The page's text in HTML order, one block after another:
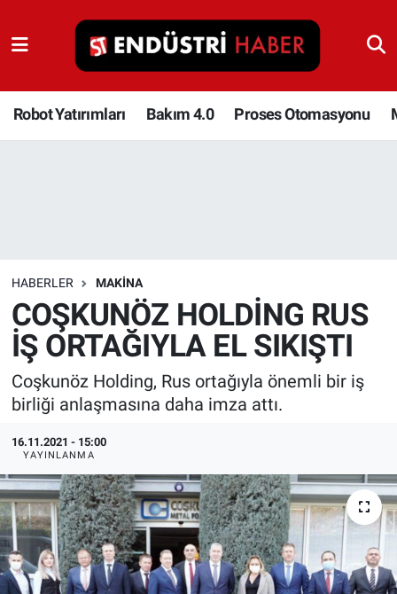
Robot Yatırımları Bakım 4.0 Proses Otomasyonu
HABERLER MAKINA
COŞKUNÖZ HOLDİNG RUS
İŞ ORTAĞIYLA EL SIKIŞTI
Coşkunöz Holding, Rus ortağıyla önemli bir iş
birliği anlaşmasına daha imza attı.
16.11.2021 - 15:00
YAYINLANMA
Robot Yatırımları
Bakım 4.0
Depolama Çözümleri
İnşaat ve Malzeme
HaberOrtak
Enerjisini Üreten Fabrikalar
Endüstri 4.0 Uygulamaları
Ağır Sanayi Çözümleri